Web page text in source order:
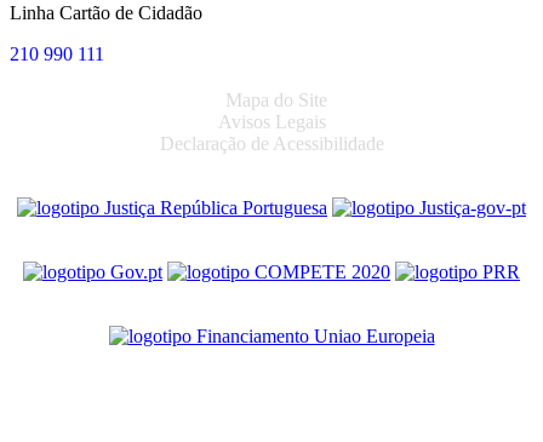
Linha Cartão de Cidadão
210 990 111
Mapa do Site
Avisos Legais
Declaração de Acessibilidade